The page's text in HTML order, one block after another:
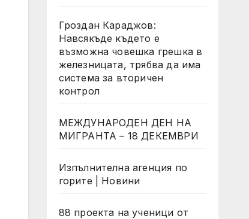
Гроздан Караджов:
Навсякъде където е
възможна човешка грешка в
железницата, трябва да има
система за вторичен
контрол
МЕЖДУНАРОДЕН ДЕН НА
МИГРАНТА – 18 ДЕКЕМВРИ
Изпълнителна агенция по
горите | Новини
88 проекта на ученици от